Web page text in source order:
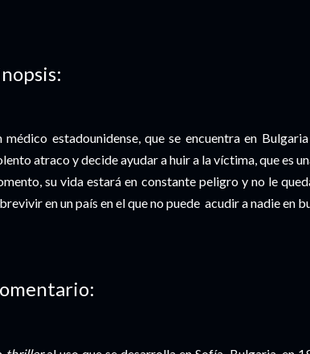
médico estadounidense, que se encuentra en
atraco y decide ayudar a huir a la víctima, que es
su vida estará en constante peligro y no le
en un país en el que no puede acudir a nadie en